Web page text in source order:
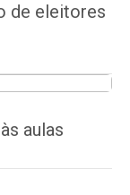
de eleitores
aulas